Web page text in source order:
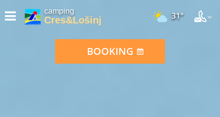
camping
Cres&Lošinj 31°
BOOKING